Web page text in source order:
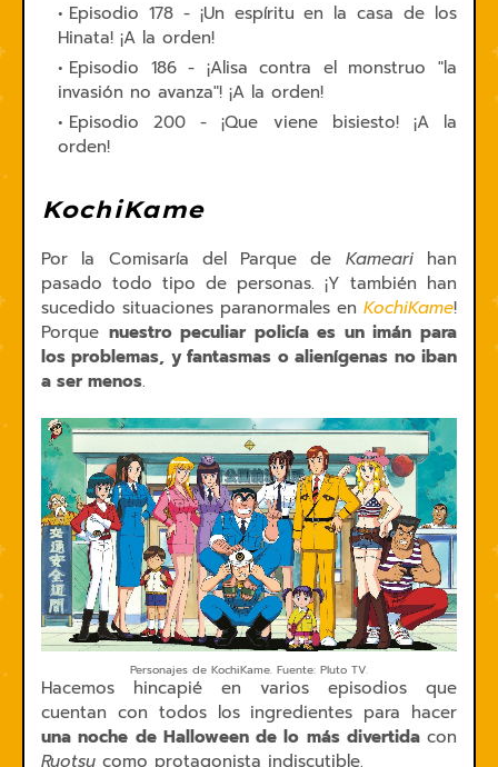
Episodio 178 - ¡Un espíritu en la casa de los
Hinata! ¡A la orden!
Episodio 186 - ¡Alisa contra el monstruo "la
invasión no avanza"! ¡A la orden!
Episodio 200 - ¡Que viene bisiesto! ¡A la
orden!
KochiKame
Por la Comisaría del Parque de Kamearihan
pasado todo tipo de personas. ¡Y también han
sucedido situaciones paranormales en KochiKame!
Porque nuestro peculiar policía es un imán para
los problemas, y fantasmas o alienígenas no iban
a ser menos.
Personajes de KochiKame. Fuente: Pluto TV.
Hacemos hincapié en varios episodios que
cuentan con todos los ingredientes para hacer
una noche de Halloween de lo más divertida con
Ryotsu como protagonista indiscutible.